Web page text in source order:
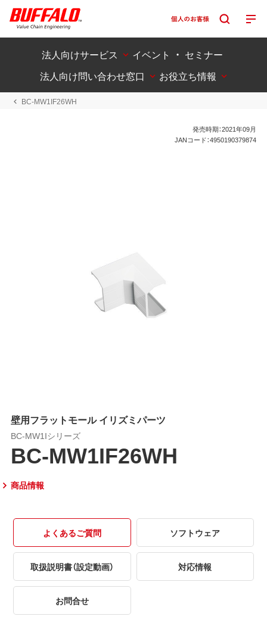
法人向けサービス
イベント ・ セミナー
法人向け問い合わせ窓口
お役立ち情報
BC-MW1IF26WH
発売時期：2021年09月
JANコード：4950190379874
壁用フラットモール イリズミパーツ
BC-MW1Iシリーズ
BC-MW1IF26WH
商品情報
よくあるご質問 ソフトウェア
取扱説明書（設定動画） 対応情報
お問合せ